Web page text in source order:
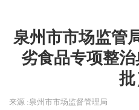
泉州市市场监管
劣食品专项整
批
来源 :泉州市市场监督管理局